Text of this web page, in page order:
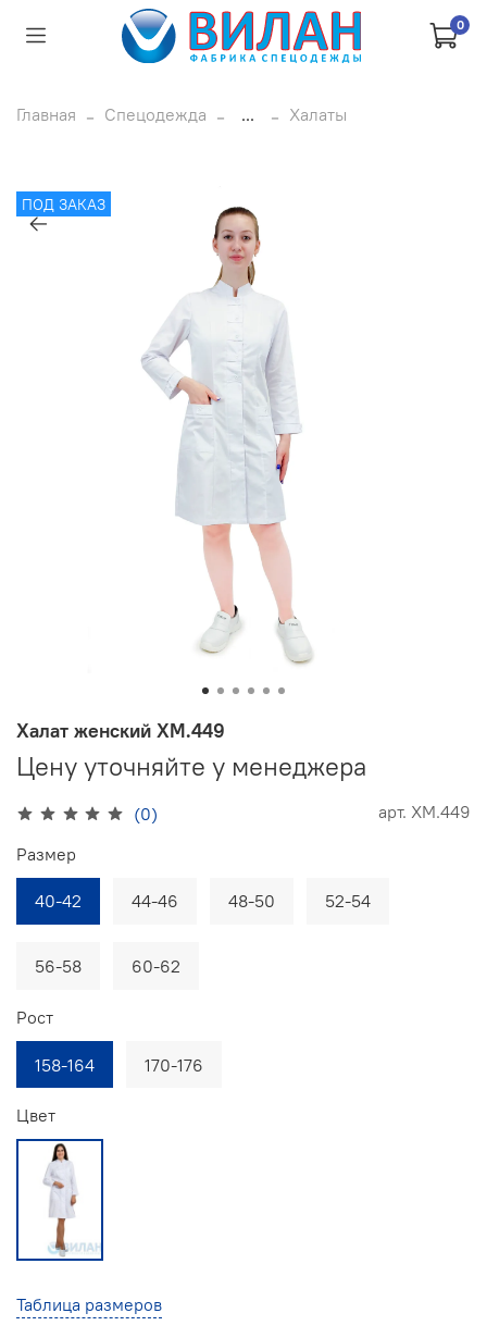
0
Главная Спецодежда ... Халаты
ПОД ЗАКАЗ
(0) арт. ХМ.449
Халат женский ХМ.449
Цену уточняйте у менеджера
Таблица размеров
Размер
40-42 44-46 48-50 52-54
56-58 60-62
Рост
158-164 170-176
Цвет